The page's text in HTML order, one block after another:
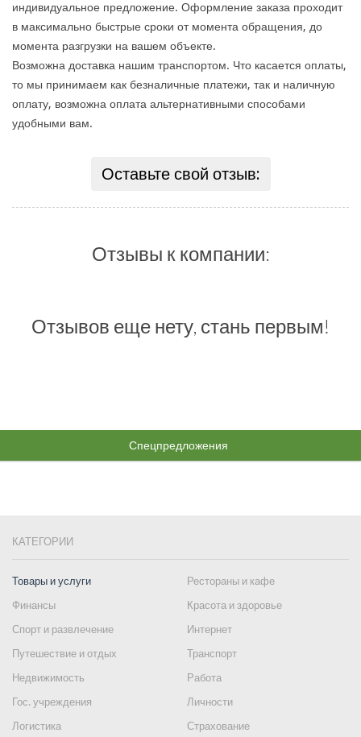
индивидуальное предложение. Оформление заказа проходит
в максимально быстрые сроки от момента обращения, до
момента разгрузки на вашем объекте.
Возможна доставка нашим транспортом. Что касается оплаты,
то мы принимаем как безналичные платежи, так и наличную
оплату, возможна оплата альтернативными способами
удобными вам.
Оставьте свой отзыв:
Отзывы к компании:
Отзывов еще нету, стань первым!
Спецпредложения
КАТЕГОРИИ
Товары и услуги
Рестораны и кафе
Финансы
Красота и здоровье
Спорт и развлечение
Интернет
Путешествие и отдых
Транспорт
Недвижимость
Работа
Гос. учреждения
Личности
Логистика
Страхование